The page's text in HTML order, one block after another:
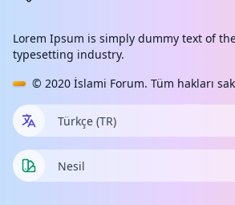
Lorem Ipsum is simply dummy text of
typesetting industry.
© 2020 İslami Forum. Tüm hakları